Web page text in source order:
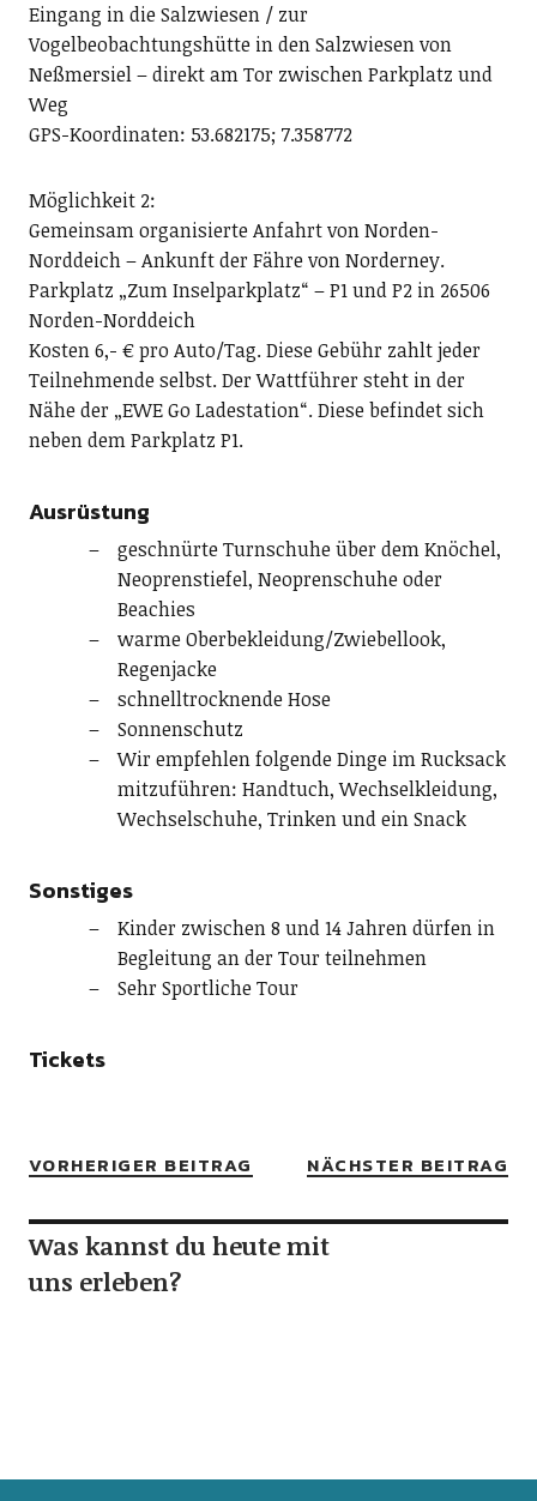
Eingang in die Salzwiesen / zur
Vogelbeobachtungshütte in den Salzwiesen von
Neßmersiel – direkt am Tor zwischen Parkplatz und
Weg
GPS-Koordinaten: 53.682175; 7.358772
Möglichkeit 2:
Gemeinsam organisierte Anfahrt von Norden-
Norddeich – Ankunft der Fähre von Norderney.
Parkplatz „Zum Inselparkplatz“ – P1 und P2 in 26506
Norden-Norddeich
Kosten 6,- € pro Auto/Tag. Diese Gebühr zahlt jeder
Teilnehmende selbst. Der Wattführer steht in der
Nähe der „EWE Go Ladestation“. Diese befindet sich
neben dem Parkplatz P1.
Ausrüstung
geschnürte Turnschuhe über dem Knöchel,
Neoprenstiefel, Neoprenschuhe oder
Beachies
warme Oberbekleidung/Zwiebellook,
Regenjacke
schnelltrocknende Hose
Sonnenschutz
Wir empfehlen folgende Dinge im Rucksack
mitzuführen: Handtuch, Wechselkleidung,
Wechselschuhe, Trinken und ein Snack
Sonstiges
Kinder zwischen 8 und 14 Jahren dürfen in
Begleitung an der Tour teilnehmen
Sehr Sportliche Tour
Tickets
VORHERIGER BEITRAG NÄCHSTER BEITRAG
Was kannst du heute mit
uns erleben?